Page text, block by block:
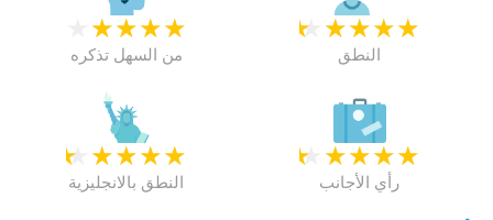
★
★
★
★
من السهل تذكره
★
★
★
★
★
النطق
★
★
★
★
★
النطق بالانجليزية
★
★
★
★
★
رأي الأجانب